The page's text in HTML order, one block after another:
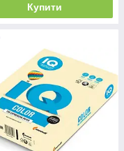
Купити